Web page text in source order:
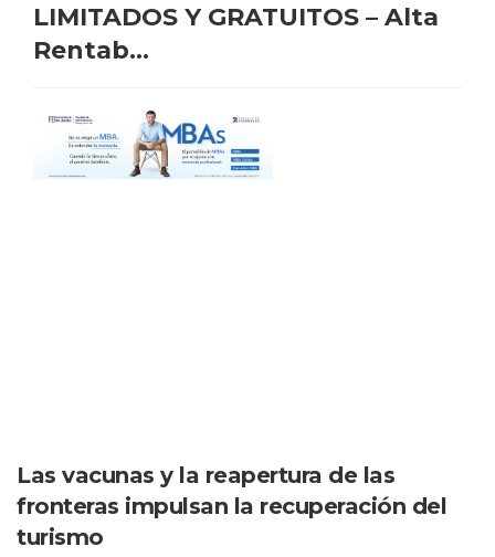
LIMITADOS Y GRATUITOS – Alta
Rentab...
Las vacunas y la reapertura de las
fronteras impulsan la recuperación del
turismo